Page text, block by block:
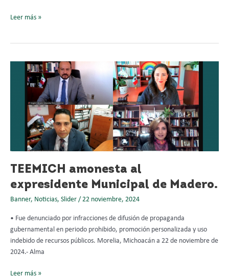
Leer más »
TEEMICH amonesta al
expresidente Municipal de Madero.
Banner, Noticias, Slider / 22 noviembre, 2024
• Fue denunciado por infracciones de difusión de propaganda
gubernamental en periodo prohibido, promoción personalizada y uso
indebido de recursos públicos. Morelia, Michoacán a 22 de noviembre de
2024.- Alma
TEEMICH
amonesta
expresidente
Municipal
Madero.
Leer más »